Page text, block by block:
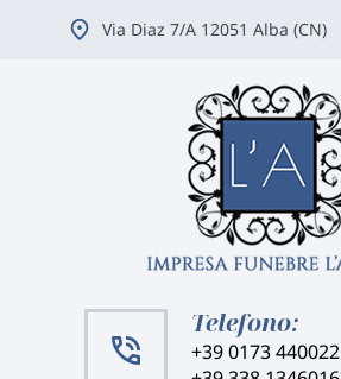
Via Diaz 7/A 12051 Alba (CN)
Telefono:
+39 0173 440022